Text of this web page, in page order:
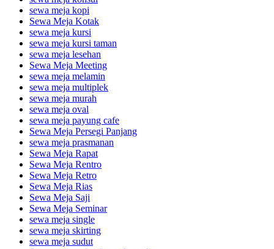
sewa meja kopi
Sewa Meja Kotak
sewa meja kursi
sewa meja kursi taman
sewa meja lesehan
Sewa Meja Meeting
sewa meja melamin
sewa meja multiplek
sewa meja murah
sewa meja oval
sewa meja payung cafe
Sewa Meja Persegi Panjang
sewa meja prasmanan
Sewa Meja Rapat
Sewa Meja Rentro
Sewa Meja Retro
Sewa Meja Rias
Sewa Meja Saji
Sewa Meja Seminar
sewa meja single
sewa meja skirting
sewa meja sudut